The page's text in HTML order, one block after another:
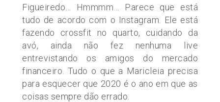
Figueiredo… Hmmmm… Parece que está
tudo de acordo com o Instagram. Ele está
fazendo crossfit no quarto, cuidando da
avó, ainda não fez nenhuma live
entrevistando os amigos do mercado
financeiro. Tudo o que a Maricleia precisa
para esquecer que 2020 é o ano em que as
coisas sempre dão errado.